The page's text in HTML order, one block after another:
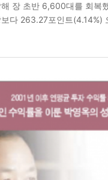
장 초반 6,600대를 회복
다 263.27포인트(4.14%)
시장을 활성화하고 부동산
겠다는 정책 방향에도 원